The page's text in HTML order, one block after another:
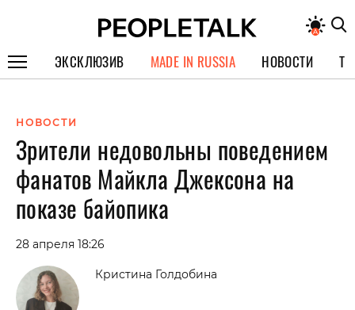
ЭКСКЛЮЗИВ
СПЕЦПРОЕКТЫ
ИНТЕРВЬЮ
ПОКОЛЕНИЕ
MADE IN RUSSIA НОВОСТИ
НОВОСТИ
Зрители недовольны поведением
фанатов Майкла Джексона на
показе байопика
28 апреля 18:26
Кристина Голдобина